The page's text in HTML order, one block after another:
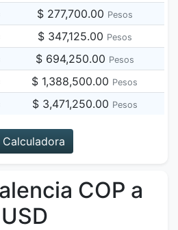
$ 277,700.00 Pesos
$ 347,125.00 Pesos
$ 694,250.00 Pesos
$ 1,388,500.00 Pesos
$ 3,471,250.00 Pesos
Calculadora
COP a
USD